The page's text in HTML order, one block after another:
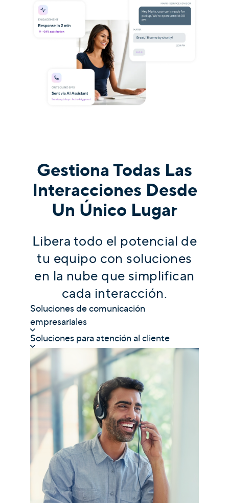
Gestiona Todas Las
Interacciones Desde
Un Único Lugar
Libera todo el potencial de
tu equipo con soluciones
en la nube que simplifican
cada interacción.
Soluciones de comunicación
empresariales
Soluciones para atención al cliente